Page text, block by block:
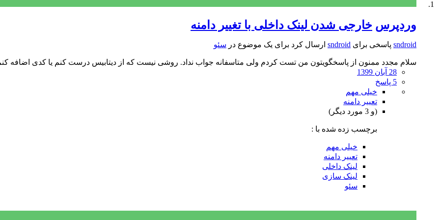
وردپرس خارجی شدن لینک داخلی با تغییر دامنه
sndroid پاسخی برای sndroid ارسال کرد برای یک موضوع در سئو
سلام مجدد ممنون از پاسخگویتون من تست کردم ولی متاسفانه جواب نداد. روشی نیست که از دیتابیس درست کنم یا کدی اضافه
28 آبان 1399
5 پاسخ
خیلی مهم
تعییر دامنه
(و 3 مورد دیگر)
برچسب زده شده با :
خیلی مهم
تعییر دامنه
لینک داخلی
لینک سازی
سئو